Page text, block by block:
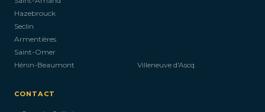
Hazebrouck
Seclin
Armentières
Saint-Omer
Hénin-Beaumont
Villeneuve d'Ascq
CONTACT